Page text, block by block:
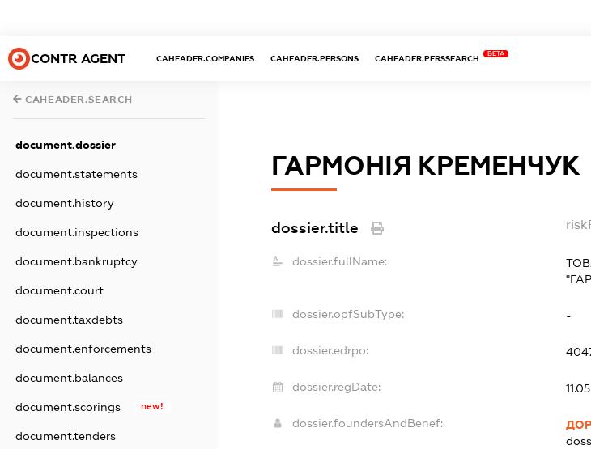
CONTR AGENT CAHEADER.COMPANIES CAHEADER.PERSONS CAHEADER.PERSSEARCH
BETA
CAHEADER.SEARCH
document.dossier
document.statements
document.history
document.inspections
document.bankruptcy
document.court
document.taxdebts
document.enforcements
document.balances
document.scorings new!
document.tenders
ГАРМОНІЯ КРЕМЕНЧУК
dossier.title
dossier.fullName:
dossier.opfSubType: -
dossier.edrpo:
dossier.regDate:
dossier.foundersAndBenef: